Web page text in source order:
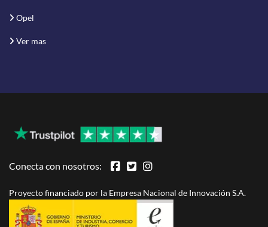
Opel
Ver mas
Conecta con nosotros:
Proyecto financiado por la Empresa Nacional de Innovación S.A.